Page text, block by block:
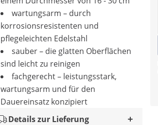
wartungsarm – durch
korrosionsresistenten und
pflegeleichten Edelstahl
sauber – die glatten Oberflächen
sind leicht zu reinigen
fachgerecht – leistungsstark,
wartungsarm und für den
Dauereinsatz konzipiert
Details zur Lieferung